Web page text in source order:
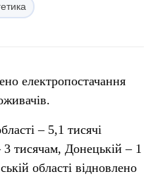
електропостачання
– 5,1 тисячі
3 тисячам, Донецькій – 1
області відновлено